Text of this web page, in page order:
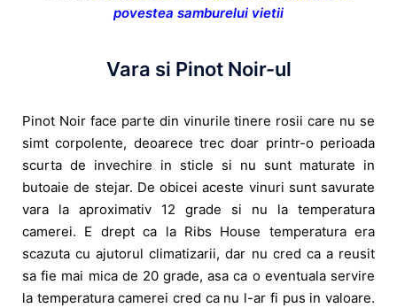
povestea samburelui vietii
Vara si Pinot Noir-ul
Pinot Noir face parte din vinurile tinere rosii care nu se
simt corpolente, deoarece trec doar printr-o perioada
scurta de invechire in sticle si nu sunt maturate in
butoaie de stejar. De obicei aceste vinuri sunt savurate
vara la aproximativ 12 grade si nu la temperatura
camerei. E drept ca la Ribs House temperatura era
scazuta cu ajutorul climatizarii, dar nu cred ca a reusit
sa fie mai mica de 20 grade, asa ca o eventuala servire
la temperatura camerei cred ca nu l-ar fi pus in valoare.